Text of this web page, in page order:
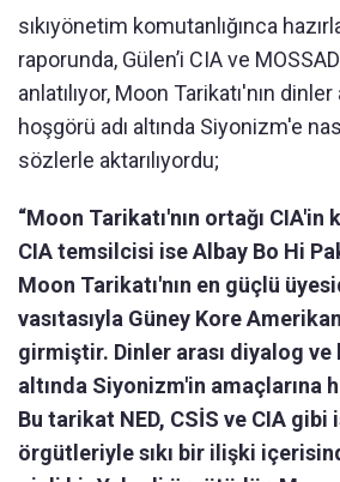
sıkıyönetim komutanlığınca
raporunda, Gülen’i CIA ve
anlatılıyor, Moon Tarikatı'nın
hoşgörü adı altında Siyonizm'e
sözlerle aktarılıyordu;
“Moon Tarikatı'nın ortağı CIA'in
CIA temsilcisi ise Albay Bo Hi
Moon Tarikatı'nın en güçlü
vasıtasıyla Güney Kore
girmiştir. Dinler arası diyalog ve
altında Siyonizm'in amaçlarına
Bu tarikat NED, CSİS ve CIA
örgütleriyle sıkı bir ilişki